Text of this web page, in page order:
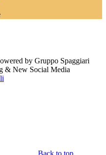
by Gruppo Spaggiari
& New Social Media